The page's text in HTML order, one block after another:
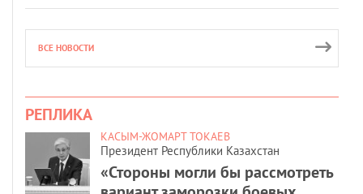
ВСЕ НОВОСТИ
РЕПЛИКА
КАСЫМ-ЖОМАРТ ТОКАЕВ
Президент Республики Казахстан
«Стороны могли бы рассмотреть